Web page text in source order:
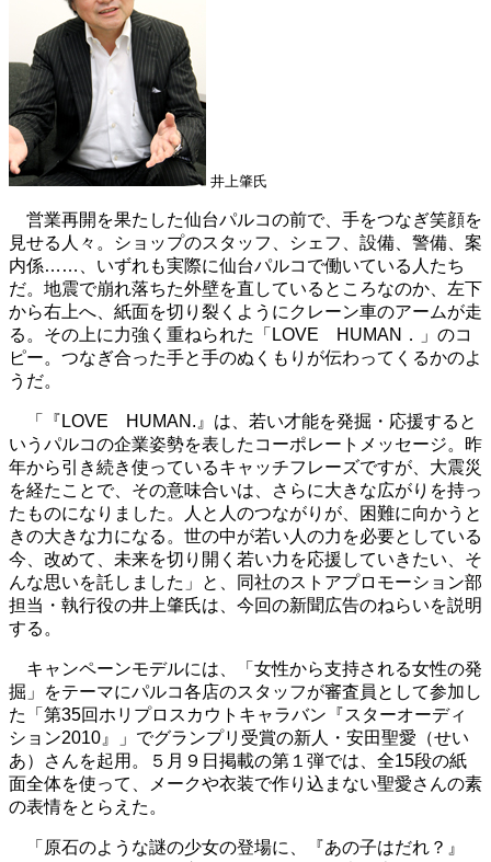
井上肇氏
営業再開を果たした仙台パルコの前で、手をつなぎ笑顔を
見せる人々。ショップのスタッフ、シェフ、設備、警備、案
内係……、いずれも実際に仙台パルコで働いている人たち
だ。地震で崩れ落ちた外壁を直しているところなのか、左下
から右上へ、紙面を切り裂くようにクレーン車のアームが走
る。その上に力強く重ねられた「LOVE HUMAN．」のコ
ピー。つなぎ合った手と手のぬくもりが伝わってくるかのよ
うだ。
「『LOVE HUMAN.』は、若い才能を発掘・応援すると
いうパルコの企業姿勢を表したコーポレートメッセージ。昨
年から引き続き使っているキャッチフレーズですが、大震災
を経たことで、その意味合いは、さらに大きな広がりを持っ
たものになりました。人と人のつながりが、困難に向かうと
きの大きな力になる。世の中が若い人の力を必要としている
今、改めて、未来を切り開く若い力を応援していきたい、そ
んな思いを託しました」と、同社のストアプロモーション部
担当・執行役の井上肇氏は、今回の新聞広告のねらいを説明
する。
キャンペーンモデルには、「女性から支持される女性の発
掘」をテーマにパルコ各店のスタッフが審査員として参加し
た「第35回ホリプロスカウトキャラバン『スターオーディ
ション2010』」でグランプリ受賞の新人・安田聖愛（せい
あ）さんを起用。５月９日掲載の第１弾では、全15段の紙
面全体を使って、メークや衣装で作り込まない聖愛さんの素
の表情をとらえた。
「原石のような謎の少女の登場に、『あの子はだれ？』